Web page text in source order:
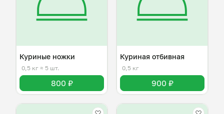
Куриные ножки
0,5 кг ≈ 5 шт.
800 ₽
Куриная отбивная
0,5 кг
900 ₽